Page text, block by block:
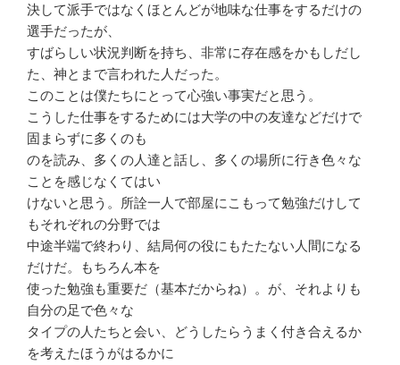
決して派手ではなくほとんどが地味な仕事をするだけの
選手だったが、
すばらしい状況判断を持ち、非常に存在感をかもしだし
た、神とまで言われた人だった。
このことは僕たちにとって心強い事実だと思う。
こうした仕事をするためには大学の中の友達などだけで
固まらずに多くのも
のを読み、多くの人達と話し、多くの場所に行き色々な
ことを感じなくてはい
けないと思う。所詮一人で部屋にこもって勉強だけして
もそれぞれの分野では
中途半端で終わり、結局何の役にもたたない人間になる
だけだ。もちろん本を
使った勉強も重要だ（基本だからね）。が、それよりも
自分の足で色々な
タイプの人たちと会い、どうしたらうまく付き合えるか
を考えたほうがはるかに